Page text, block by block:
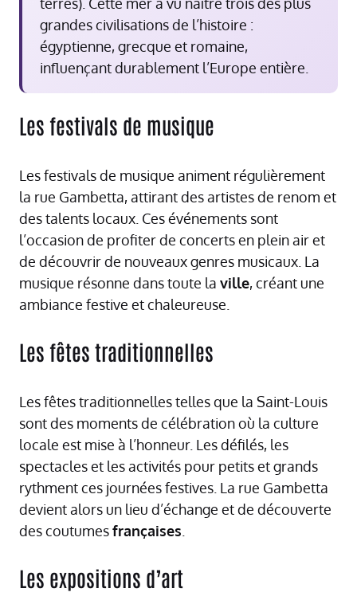
grandes civilisations de l’histoire :
égyptienne, grecque et romaine,
influençant durablement l’Europe entière.
Les festivals de musique
Les festivals de musique animent régulièrement
la rue Gambetta, attirant des artistes de renom et
des talents locaux. Ces événements sont
l’occasion de profiter de concerts en plein air et
de découvrir de nouveaux genres musicaux. La
musique résonne dans toute la ville, créant une
ambiance festive et chaleureuse.
Les fêtes traditionnelles
Les fêtes traditionnelles telles que la Saint-Louis
sont des moments de célébration où la culture
locale est mise à l’honneur. Les défilés, les
spectacles et les activités pour petits et grands
rythment ces journées festives. La rue Gambetta
devient alors un lieu d’échange et de découverte
des coutumesfrançaises
Les expositions d’art